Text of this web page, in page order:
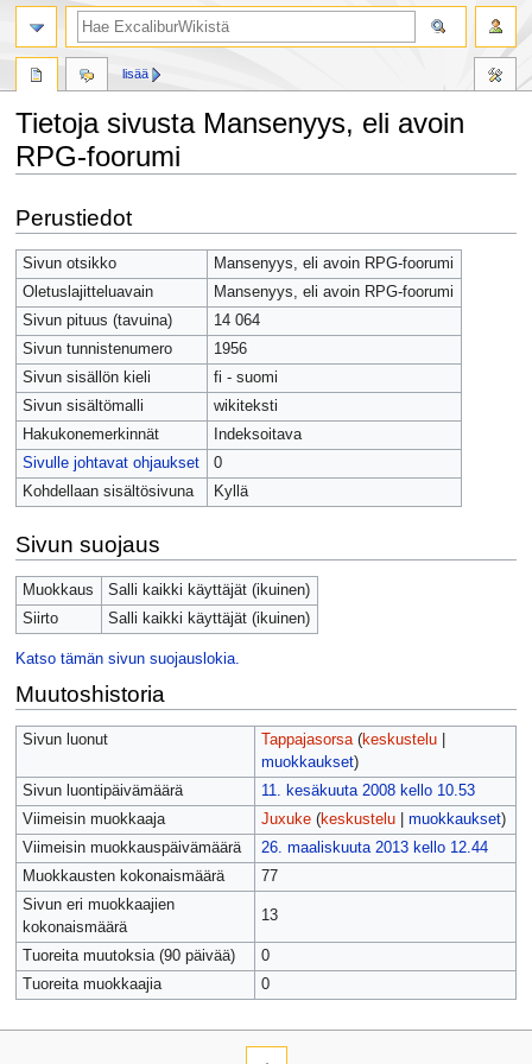
Tietoja sivusta Mansenyys, eli avoin
RPG-foorumi
navigaatioon
hakuun
Perustiedot
Sivun otsikko
Mansenyys, eli avoin RPG-foorumi
Oletuslajitteluavain
Mansenyys, eli avoin RPG-foorumi
Sivun pituus (tavuina)
14 064
Sivun tunnistenumero
1956
Sivun sisällön kieli
fi - suomi
Sivun sisältömalli
wikiteksti
Hakukonemerkinnät
Indeksoitava
Sivulle johtavat ohjaukset
0
Kohdellaan sisältösivuna
Kyllä
Sivun suojaus
Muokkaus
Salli kaikki käyttäjät (ikuinen)
Siirto
Salli kaikki käyttäjät (ikuinen)
Katso tämän sivun suojauslokia.
Muutoshistoria
Sivun luonut Tappajasorsa (keskustelu|
muokkaukset)
Sivun luontipäivämäärä
11. kesäkuuta 2008 kello 10.53
Viimeisin muokkaaja
Juxuke (keskustelu| muokkaukset)
Viimeisin muokkauspäivämäärä
26. maaliskuuta 2013 kello 12.44
Muokkausten kokonaismäärä
77
Sivun eri muokkaajien
kokonaismäärä
13
Tuoreita muutoksia (90 päivää)
0
Tuoreita muokkaajia
0
lisää